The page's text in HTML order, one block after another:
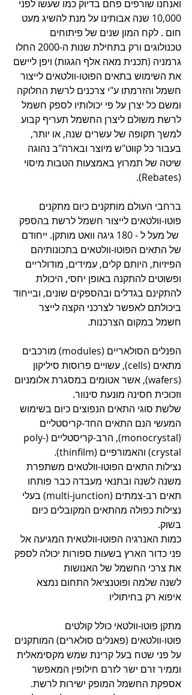
ואנחנו שורפים פחם בדיוק כמו שעשו לפני
10,000 שנה אבותינו על מנת להשיג מעט
חום . לקח המון שנים של פיתוחים
טכנולוגים ורק בתחילת שנות ה-2000 החלו
גרמניה (תכנית מאה אלף הגגות) ויפן ליישם
את השימוש בתאים הפוטו-וולטאים לייצור
חשמל והזרמתו ע"י צרכנים לרשת החלוקה
ומשם כל יצרן על פי יכולותיו לספק חשמל
לרשת משולם ליצרן החשמל תעריף קבוע
למשך תקופה של עשרים שנה, או יותר,
בעבור כל קווט"ש מיוצר ובארה"ב נהוגה
שיטה של תמרוץ באמצעות הטבות מיסוי
(Rebates).
ברחבי העולם מותקנים כיום מתקנים
פוטו-וולטאים לייצור חשמל לרשת בהספק
של מעל ל - 180 גיגה וואט מותקן. ייחודם
של התאים הפוטו-וולטאים בתכונותיהם
הפיזיות, היותם קלים, עמידים, מודולריים
ופשוטים להתקנה באופן יחסי, היכולת
להתקינם בגדלים ובהספקים שונים, ובייחוד
ביכולתם לאפשר לצרכני הקצה לייצר
חשמל במקום הצרכנות.
הפנלים הסולאריים (modules) מורכבים
מתאים (cells), עשויים פרוסות סיליקון
(wafers), אשר אטומים במסגרת אלומניום
וזכוכית חסינה מונעת סינוור.
שלשת סוגי התאים הנפוצים כיום בשימוש
המעשי הנם התאים החד-קריסטליים
(monocrystal), הרב-קריסטליים (poly-
crystal) והאמורפיים (thinfilm).
נצילות התאים הפוטו-וולטאים משתפרת
משנה לשנה ובתנאי מעבדה כבר פותחו
תאים רב-צמתים (multi-junction) בעלי
נצילות כפולה מהתאים המקובלים כיום
בשוק.
כמות האנרגיה הפוטו-וולטאית המגיעה אל
פני כדור הארץ בשעות ספורות יכולה לספק
את צרכי החשמל של האנושות
לשנה שלמה ופוטנציאל התחום נמצא
איפוא רק בחיתוליו
מתקן פוטו-וולטאי כולל קולטים
פוטו-וולטאים (פאנלים סולארים) המותקנים
על פני שטח בעל קרינת שמש מקסימאלית
וממיר זרם ישר לזרם חילופין המאפשר
אספקת החשמל המופק ישירות לרשת.